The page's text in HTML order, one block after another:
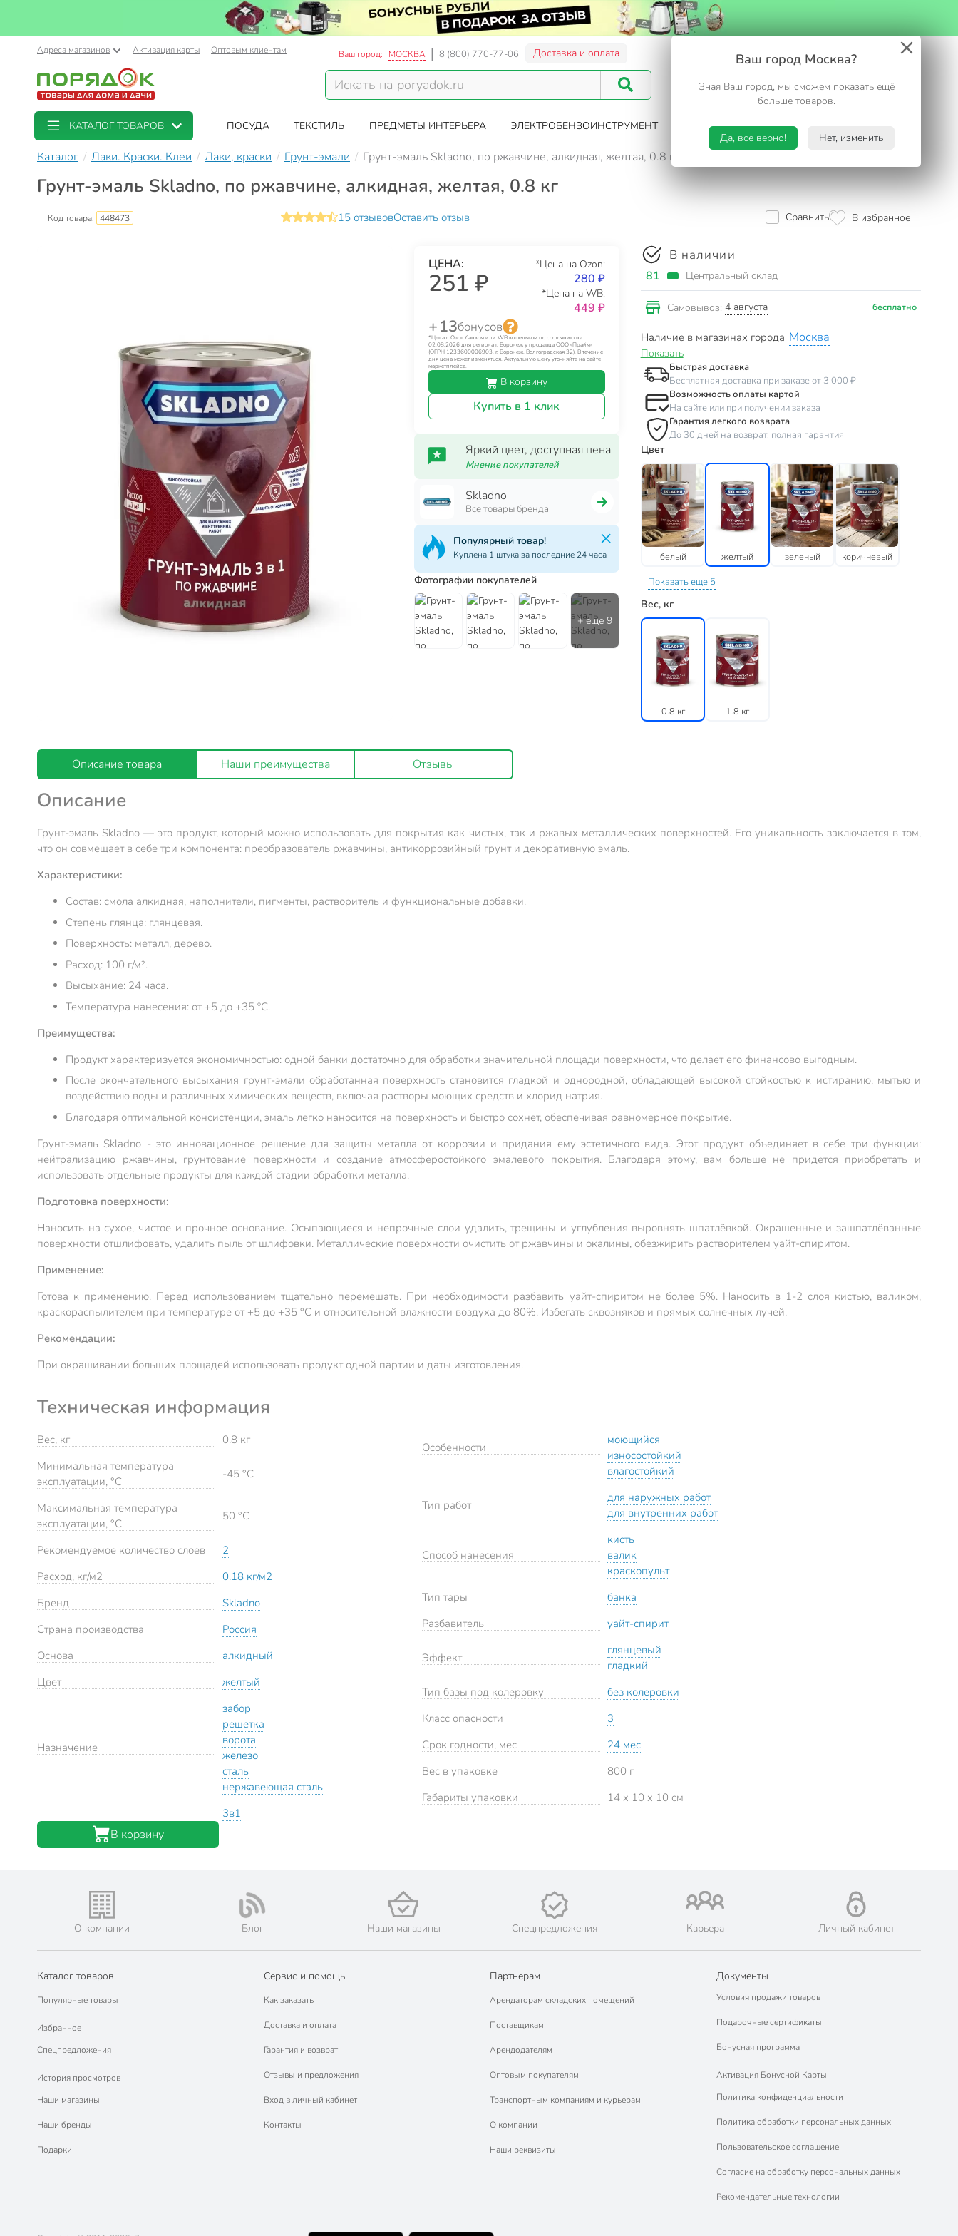
Ваш город Москва?
Зная Ваш город, мы сможем показать ещё
больше товаров.
Да, все верно! Нет, изменить
Адреса магазинов Активация карты Оптовым клиентам Ваш город: МОСКВА 8 (800) 770-77-06 Доставка и оплата
Корзина
КАТАЛОГ ТОВАРОВ ПОСУДА ТЕКСТИЛЬ ПРЕДМЕТЫ ИНТЕРЬЕРА ЭЛЕКТРОБЕНЗОИНСТРУМЕНТ САД И ОГОРОД ТУРИЗМ. ОТДЫХ НА ДАЧЕ
Каталог Лаки. Краски. Клеи Лаки, краски Грунт-эмали Грунт-эмаль Skladno, по ржавчине, алкидная, желтая, 0.8 кг
Грунт-эмаль Skladno, по ржавчине, алкидная, желтая, 0.8 кг
Код товара: 448473 15 отзывовОставить отзыв Сравнить В избранное
ЦЕНА:
251 ₽
*Цена на Ozon:
280 ₽
*Цена на WB:
449 ₽
+ 13бонусов
*Цена с Озон банком или WB кошельком по состоянию на
02.08.2026 для региона г. Воронеж у продавца ООО «Прайм»
(ОГРН 1233600006903, г. Воронеж, Волгоградская 32). В течение
дня цена может изменяться. Актуальную цену уточняйте на сайте
маркетплейса.
В корзину
Купить в 1 клик
Яркий цвет, доступная цена
Мнение покупателей
Skladno
Все товары бренда
Популярный товар!
Куплена 1 штука за последние 24 часа
Фотографии покупателей
В наличии
81 Центральный склад
Самовывоз: 4 августа бесплатно
Наличие в магазинах города Москва
Показать
Быстрая доставка
Бесплатная доставка при заказе от 3 000 ₽
Возможность оплаты картой
На сайте или при получении заказа
Гарантия легкого возврата
До 30 дней на возврат, полная гарантия
Цвет
белый желтый зеленый коричневый
Показать еще 5
Вес, кг
0.8 кг 1.8 кг
Описание товара Наши преимущества Отзывы
Описание
Грунт-эмаль Skladno — это продукт, который можно использовать для покрытия как чистых, так и ржавых металлических поверхностей. Его уникальность заключается в том,
что он совмещает в себе три компонента: преобразователь ржавчины, антикоррозийный грунт и декоративную эмаль.
Характеристики:
Состав: смола алкидная, наполнители, пигменты, растворитель и функциональные добавки.
Степень глянца: глянцевая.
Поверхность: металл, дерево.
Расход: 100 г/м².
Высыхание: 24 часа.
Температура нанесения: от +5 до +35 ºС.
Преимущества:
Продукт характеризуется экономичностью: одной банки достаточно для обработки значительной площади поверхности, что делает его финансово выгодным.
После окончательного высыхания грунт-эмали обработанная поверхность становится гладкой и однородной, обладающей высокой стойкостью к истиранию, мытью и
воздействию воды и различных химических веществ, включая растворы моющих средств и хлорид натрия.
Благодаря оптимальной консистенции, эмаль легко наносится на поверхность и быстро сохнет, обеспечивая равномерное покрытие.
Грунт-эмаль Skladno - это инновационное решение для защиты металла от коррозии и придания ему эстетичного вида. Этот продукт объединяет в себе три функции:
нейтрализацию ржавчины, грунтование поверхности и создание атмосферостойкого эмалевого покрытия. Благодаря этому, вам больше не придется приобретать и
использовать отдельные продукты для каждой стадии обработки металла.
Подготовка поверхности:
Наносить на сухое, чистое и прочное основание. Осыпающиеся и непрочные слои удалить, трещины и углубления выровнять шпатлёвкой. Окрашенные и зашпатлёванные
поверхности отшлифовать, удалить пыль от шлифовки. Металлические поверхности очистить от ржавчины и окалины, обезжирить растворителем уайт-спиритом.
Применение:
Готова к применению. Перед использованием тщательно перемешать. При необходимости разбавить уайт-спиритом не более 5%. Наносить в 1-2 слоя кистью, валиком,
краскораспылителем при температуре от +5 до +35 °С и относительной влажности воздуха до 80%. Избегать сквозняков и прямых солнечных лучей.
Рекомендации:
При окрашивании больших площадей использовать продукт одной партии и даты изготовления.
Техническая информация
Вес, кг
0.8 кг
Минимальная температура
эксплуатации, °C
-45 °C
Максимальная температура
эксплуатации, °C
50 °C
Рекомендуемое количество слоев
2
Расход, кг/м2
0.18 кг/м2
Бренд
Skladno
Страна производства
Россия
Основа
алкидный
Цвет
желтый
Назначение
забор
решетка
ворота
железо
сталь
нержавеющая сталь
Особенности
3в1
моющийся
износостойкий
влагостойкий
Тип работ
для наружных работ
для внутренних работ
Способ нанесения
кисть
валик
краскопульт
Тип тары
банка
Разбавитель
уайт-спирит
Эффект
глянцевый
гладкий
Тип базы под колеровку
без колеровки
Класс опасности
3
Срок годности, мес
24 мес
Вес в упаковке
800 г
Габариты упаковки
14 x 10 x 10 см
В корзину
О компании Блог Наши магазины Спецпредложения Карьера Личный кабинет
Каталог товаров
Популярные товары
Избранное
Спецпредложения
История просмотров
Наши магазины
Наши бренды
Подарки
Сервис и помощь
Как заказать
Доставка и оплата
Гарантия и возврат
Отзывы и предложения
Вход в личный кабинет
Контакты
Партнерам
Арендаторам складских помещений
Поставщикам
Арендодателям
Оптовым покупателям
Транспортным компаниям и курьерам
О компании
Наши реквизиты
Документы
Условия продажи товаров
Подарочные сертификаты
Бонусная программа
Активация Бонусной Карты
Политика конфиденциальности
Политика обработки персональных данных
Пользовательское соглашение
Согласие на обработку персональных данных
Рекомендательные технологии